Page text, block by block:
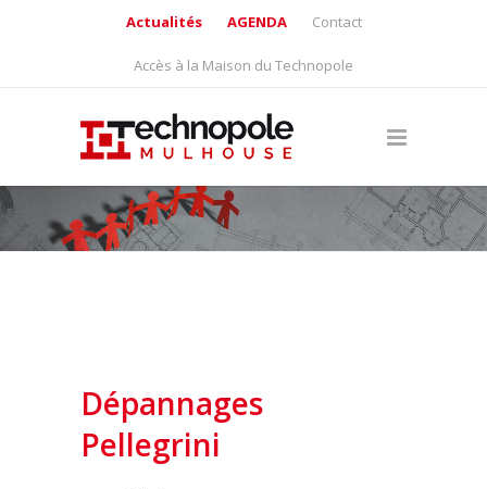
Actualités AGENDA Contact
Accès à la Maison du Technopole
Dépannages
Pellegrini